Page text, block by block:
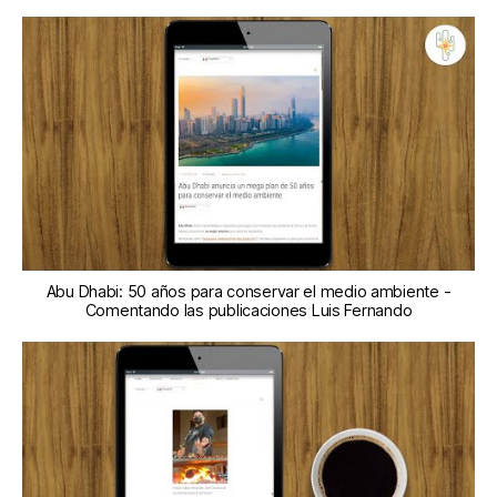
Abu Dhabi: 50 años para conservar el medio ambiente -
Comentando las publicaciones Luis Fernando